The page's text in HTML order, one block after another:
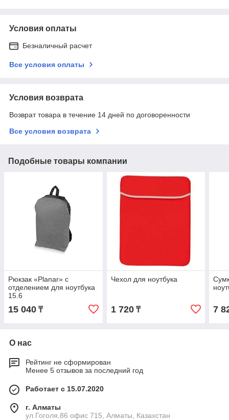
Условия оплаты
Безналичный расчет
Все условия оплаты
Условия возврата
Возврат товара в течение 14 дней по договоренности
Все условия возврата
Подобные товары компании
Рюкзак «Planar» с
отделением для ноутбука
15.6
15 040 ₸
Чехол для ноутбука
1 720₸ 7
О нас
Рейтинг не сформирован
Менее 5 отзывов за последний год
Работает с 15.07.2020
г. Алматы
ул.Гоголя,86 офис 715, Алматы, Казахстан